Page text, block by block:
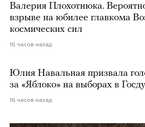
Валерия Плохотнюка.
взрыве на юбилее главкома
космических сил
16 часов назад
Юлия Навальная призвала
за «Яблоко» на выборах в
16 часов назад